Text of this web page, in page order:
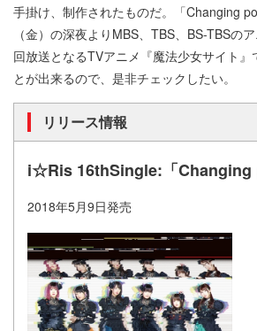
手掛け、制作されたものだ。「Changing
（金）の深夜よりMBS、TBS、BS-TBSの
回放送となるTVアニメ『魔法少女サイト』
とが出来るので、是非チェックしたい。
リリース情報
i☆Ris 16thSingle:「Changing
2018年5月9日発売